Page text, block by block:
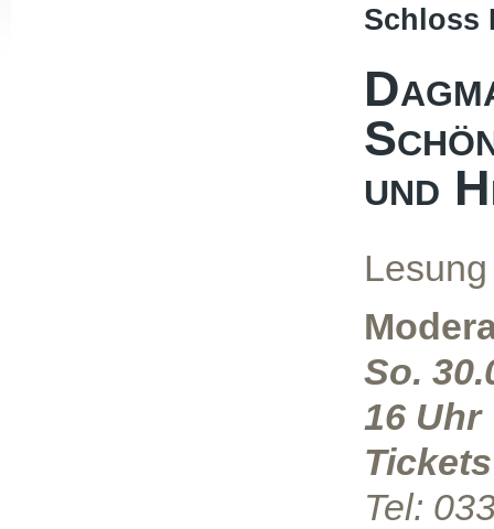
Schloss
und
So.
16 Uhr
Tel: